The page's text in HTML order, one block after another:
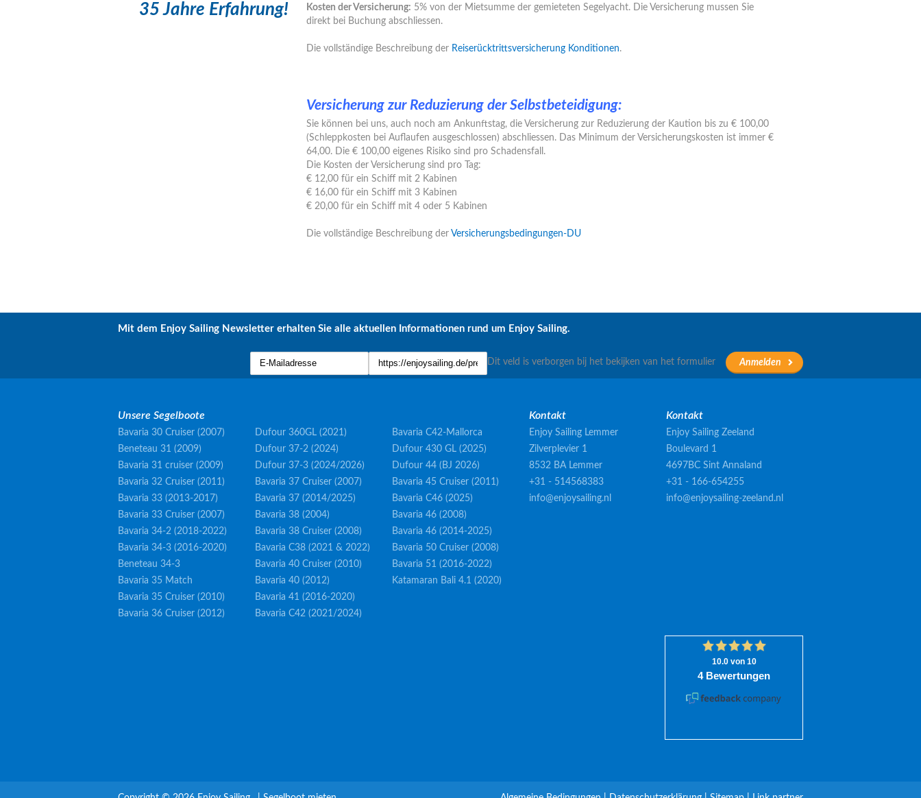
Kosten der Versicherung: 5% von der Mietsumme der gemieteten Segelyacht. Die Versicherung mussen Sie
direkt bei Buchung abschliessen.
Die vollständige Beschreibung der Reiserücktrittsversicherung Konditionen.
Versicherung zur Reduzierung der Selbstbeteidigung:
Sie können bei uns, auch noch am Ankunftstag, die Versicherung zur Reduzierung der Kaution bis zu € 100,00
(Schleppkosten bei Auflaufen ausgeschlossen) abschliessen. Das Minimum der Versicherungskosten ist immer €
64,00. Die € 100,00 eigenes Risiko sind pro Schadensfall.
Die Kosten der Versicherung sind pro Tag:
€ 12,00 für ein Schiff mit 2 Kabinen
€ 16,00 für ein Schiff mit 3 Kabinen
€ 20,00 für ein Schiff mit 4 oder 5 Kabinen
Die vollständige Beschreibung der Versicherungsbedingungen-DU
35 Jahre Erfahrung!
Mit dem Enjoy Sailing Newsletter erhalten Sie alle aktuellen Informationen rund um Enjoy Sailing.
Dit veld is verborgen bij het bekijken van het formulier
Unsere Segelboote
Bavaria 30 Cruiser (2007)
Beneteau 31 (2009)
Bavaria 31 cruiser (2009)
Bavaria 32 Cruiser (2011)
Bavaria 33 (2013-2017)
Bavaria 33 Cruiser (2007)
Bavaria 34-2 (2018-2022)
Bavaria 34-3 (2016-2020)
Beneteau 34-3
Bavaria 35 Match
Bavaria 35 Cruiser (2010)
Bavaria 36 Cruiser (2012)
Dufour 360GL (2021)
Dufour 37-2 (2024)
Dufour 37-3 (2024/2026)
Bavaria 37 Cruiser (2007)
Bavaria 37 (2014/2025)
Bavaria 38 (2004)
Bavaria 38 Cruiser (2008)
Bavaria C38 (2021 & 2022)
Bavaria 40 Cruiser (2010)
Bavaria 40 (2012)
Bavaria 41 (2016-2020)
Bavaria C42 (2021/2024)
Bavaria C42-Mallorca
Dufour 430 GL (2025)
Dufour 44 (BJ 2026)
Bavaria 45 Cruiser (2011)
Bavaria C46 (2025)
Bavaria 46 (2008)
Bavaria 46 (2014-2025)
Bavaria 50 Cruiser (2008)
Bavaria 51 (2016-2022)
Katamaran Bali 4.1 (2020)
Kontakt
Enjoy Sailing Lemmer
Zilverplevier 1
8532 BA Lemmer
+31 - 514568383
info@enjoysailing.nl
Kontakt
Enjoy Sailing Zeeland
Boulevard 1
4697BC Sint Annaland
+31 - 166-654255
info@enjoysailing-zeeland.nl